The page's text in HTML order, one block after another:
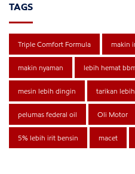
TAGS
Triple Comfort Formula makin
makin nyaman lebih hemat
mesin lebih dingin tarikan
pelumas federal oil Oli Motor
5% lebih irit bensin macet